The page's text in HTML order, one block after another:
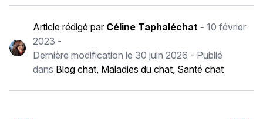
Article rédigé par Céline Taphaléchat- 10 février
2023 -
Dernière modification le 30 juin 2026 - Publié
dans Blog chat, Maladies du chat, Santé chat